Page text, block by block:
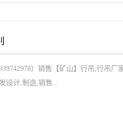
）销售【矿山】行吊,行吊
设计,制造,销售...